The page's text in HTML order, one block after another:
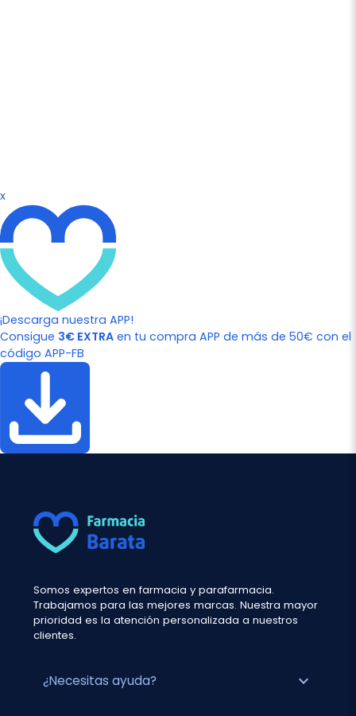
x
¡Descarga nuestra APP!
Consigue 3€ EXTRA en tu compra APP de más de 50€ con el
código APP-FB
Somos expertos en farmacia y parafarmacia.
Trabajamos para las mejores marcas. Nuestra mayor
prioridad es la atención personalizada a nuestros
clientes.
¿Necesitas ayuda? expand_more